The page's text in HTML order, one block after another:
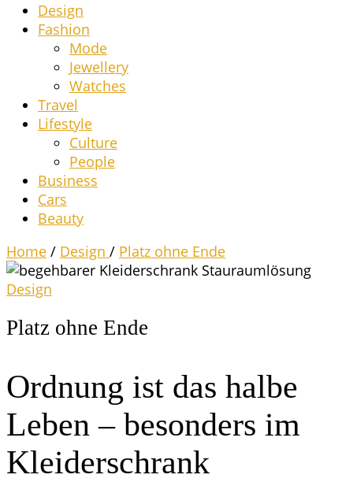
Design
Fashion
Mode
Jewel­lery
Wat­ches
Tra­vel
Life­style
Cul­tu­re
Peo­p­le
Busi­ness
Cars
Beau­ty
Home / Design / Platz ohne Ende
Design
Platz ohne Ende
Ord­nung ist das hal­be
Leben – beson­ders im
Kleiderschrank